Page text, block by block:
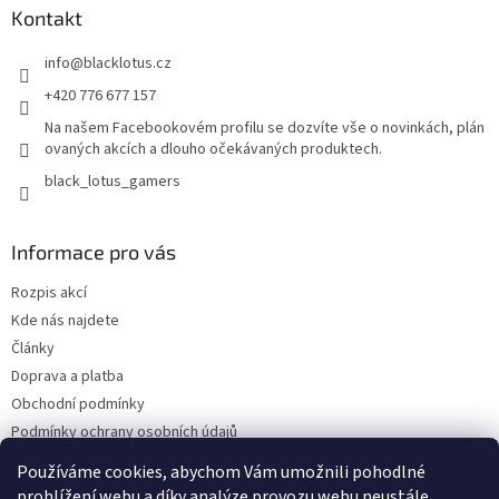
Používáme cookies, abychom Vám umožnili pohodlné
Kontakt
info@blacklotus.cz
+420 776 677 157
Na našem Facebookovém profilu se dozvíte vše o novinkách, plán
ovaných akcích a dlouho očekávaných produktech.
black_lotus_gamers
Informace pro vás
Rozpis akcí
Kde nás najdete
Články
Doprava a platba
Obchodní podmínky
Podmínky ochrany osobních údajů
Bonusový program - kredity
Odběr Newsletterů